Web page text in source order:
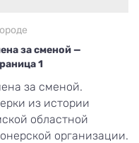
за сменой —
1
за сменой.
из истории
областной
организации.